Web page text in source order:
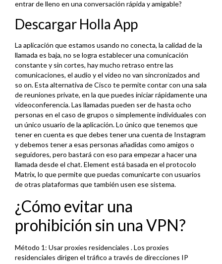
entrar de lleno en una conversación rápida y amigable?
Descargar Holla App
La aplicación que estamos usando no conecta, la calidad de la
llamada es baja, no se logra establecer una comunicación
constante y sin cortes, hay mucho retraso entre las
comunicaciones, el audio y el video no van sincronizados and
so on. Esta alternativa de Cisco te permite contar con una sala
de reuniones private, en la que puedes iniciar rápidamente una
videoconferencia. Las llamadas pueden ser de hasta ocho
personas en el caso de grupos o simplemente individuales con
un único usuario de la aplicación. Lo único que tenemos que
tener en cuenta es que debes tener una cuenta de Instagram
y debemos tener a esas personas añadidas como amigos o
seguidores, pero bastará con eso para empezar a hacer una
llamada desde el chat. Element está basada en el protocolo
Matrix, lo que permite que puedas comunicarte con usuarios
de otras plataformas que también usen ese sistema.
¿Cómo evitar una
prohibición sin una VPN?
Método 1: Usar proxies residenciales . Los proxies
residenciales dirigen el tráfico a través de direcciones IP